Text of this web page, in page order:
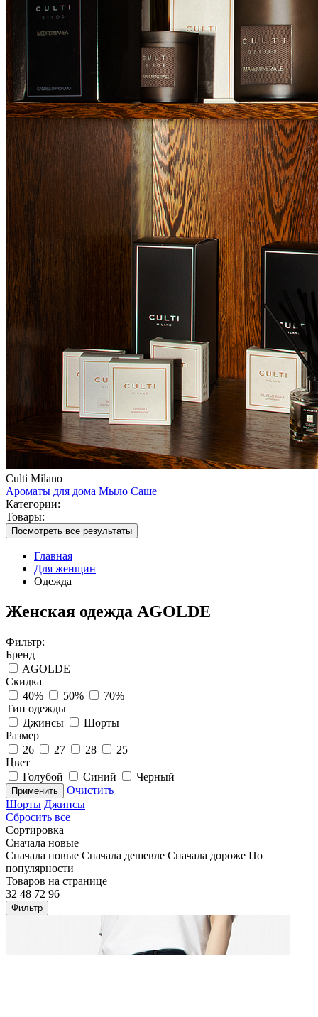
Culti Milano
Ароматы для дома Мыло Саше
Категории:
Товары:
Посмотреть все результаты
Главная
Для женщин
Одежда
Женская одежда AGOLDE
Фильтр:
Бренд
AGOLDE
Скидка
40%
50%
70%
Тип одежды
Джинсы
Шорты
Размер
26
27 28
25
Цвет
Голубой
Синий Черный
Применить
Очистить
Шорты Джинсы
Сбросить все
Сортировка
Сначала новые
Сначала новые Сначала дешевле Сначала дороже По
популярности
Товаров на странице
32 48 72 96
Фильтр